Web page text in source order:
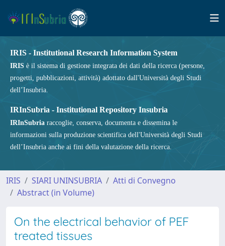
IRIS - Institutional Research Information System
IRIS è il sistema di gestione integrata dei dati della ricerca (persone,
progetti, pubblicazioni, attività) adottato dall'Università degli Studi
dell’Insubria.
IRInSubria - Institutional Repository Insubria
IRInSubria raccoglie, conserva, documenta e dissemina le
informazioni sulla produzione scientifica dell'Università degli Studi
dell’Insubria anche ai fini della valutazione della ricerca.
IRIS SIARI UNINSUBRIA
Atti di Convegno
Abstract (in Volume)
On the electrical behavior of PEF
treated tissues